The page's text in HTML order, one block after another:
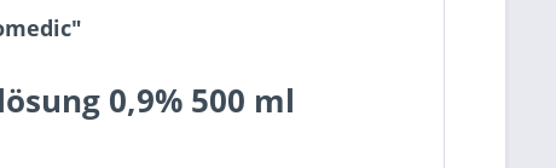
0,9% 500 ml